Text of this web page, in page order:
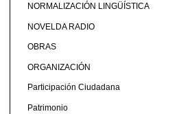
NORMALIZACIÓN LINGÜÍSTICA
NOVELDA RADIO
OBRAS
ORGANIZACIÓN
Participación Ciudadana
Patrimonio